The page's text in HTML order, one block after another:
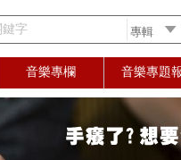
鍵字
音樂專欄 音樂專題